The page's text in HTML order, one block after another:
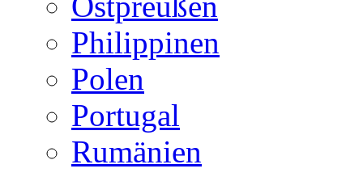
Philippinen
Polen
Portugal
Rumänien